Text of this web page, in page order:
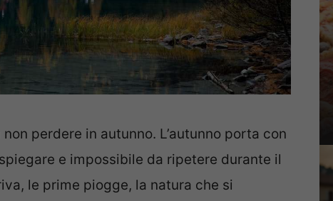
perdere in autunno. L’autunno porta con
e impossibile da ripetere durante il
le prime piogge, la natura che si